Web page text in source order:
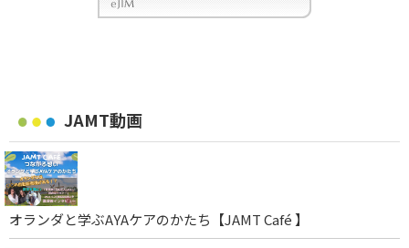
JAMT動画
オランダと学ぶAYAケアのかたち【JAMT Café 】